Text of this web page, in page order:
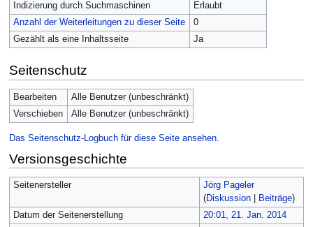
Indizierung durch Suchmaschinen
Erlaubt
Anzahl der Weiterleitungen zu dieser Seite
0
Gezählt als eine Inhaltsseite
Ja
Seitenschutz
Bearbeiten
Alle Benutzer (unbeschränkt)
Verschieben
Alle Benutzer (unbeschränkt)
Das Seitenschutz-Logbuch für diese Seite ansehen.
Versionsgeschichte
Seitenersteller
Jörg Pageler
(Diskussion| Beiträge)
Datum der Seitenerstellung
20:01, 21. Jan. 2014